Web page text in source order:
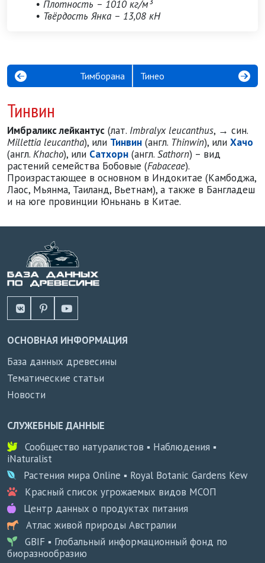
Тимборана Тинео
Тинвин
Имбраликс лейкантус (лат. Imbralyx leucanthus, → син.
Millettia leucantha), или Тинвин (англ. Thinwin), или Хачо
(англ. Khacho), или Сатхорн (англ. Sathorn) – вид
растений семейства Бобовые (Fabaceae).
Произрастающее в основном в Индокитае (Камбоджа,
Лаос, Мьянма, Таиланд, Вьетнам), а также в Бангладеш
и на юге провинции Юньнань в Китае.
• Плотность – 1010 кг/м³
• Твёрдость Янка – 13,08 кН
ОСНОВНАЯ ИНФОРМАЦИЯ
База данных древесины
Тематические статьи
Новости
СЛУЖЕБНЫЕ ДАННЫЕ
Сообщество натуралистов ▪ Наблюдения ▪
iNaturalist
Растения мира Online ▪ Royal Botanic Gardens Kew
Красный список угрожаемых видов МСОП
Центр данных о продуктах питания
Атлас живой природы Австралии
GBIF ▪ Глобальный информационный фонд по
биоразнообразию